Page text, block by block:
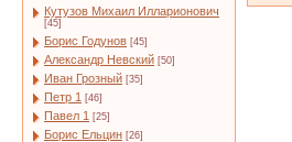
Кутузов Михаил Илларионович
[45]
Борис Годунов [45]
Александр Невский [50]
Иван Грозный [35]
Петр 1 [46]
Павел 1 [25]
Борис Ельцин [26]